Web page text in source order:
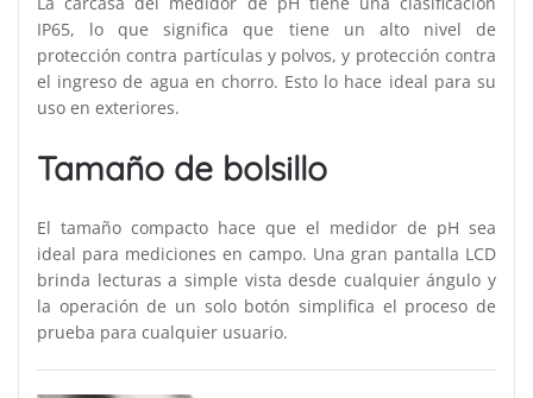
IP65, lo que significa que tiene un alto nivel de
protección contra partículas y polvos, y protección contra
el ingreso de agua en chorro. Esto lo hace ideal para su
uso en exteriores.
Tamaño de bolsillo
El tamaño compacto hace que el medidor de pH sea
ideal para mediciones en campo. Una gran pantalla LCD
brinda lecturas a simple vista desde cualquier ángulo y
la operación de un solo botón simplifica el proceso de
prueba para cualquier usuario.